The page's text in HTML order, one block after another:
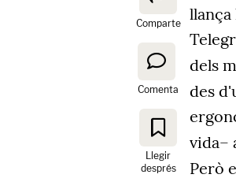
Comparte
Comenta
Llegir
després
llança
dels
des
vida–
Però